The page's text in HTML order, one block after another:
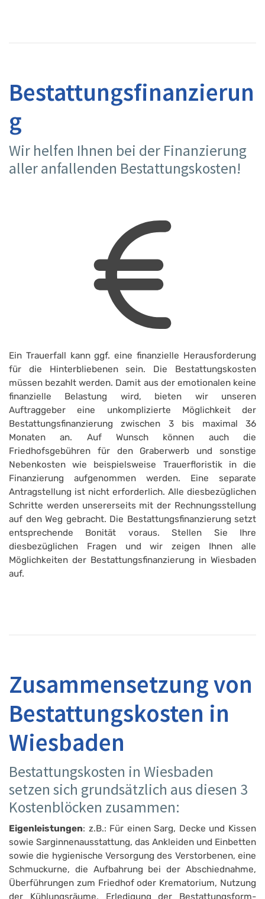
Bestattungsfinanzierun
g
Wir helfen Ihnen bei der Finanzierung
aller anfallenden Bestattungskosten!
Ein Trauerfall kann ggf. eine finanzielle Herausforderung
für die Hinterbliebenen sein. Die Bestattungskosten
müssen bezahlt werden. Damit aus der emotionalen keine
finanzielle Belastung wird, bieten wir unseren
Auftraggeber eine unkomplizierte Möglichkeit der
Bestattungsfinanzierung zwischen 3 bis maximal 36
Monaten an. Auf Wunsch können auch die
Friedhofsgebühren für den Graberwerb und sonstige
Nebenkosten wie beispielsweise Trauerfloristik in die
Finanzierung aufgenommen werden. Eine separate
Antragstellung ist nicht erforderlich. Alle diesbezüglichen
Schritte werden unsererseits mit der Rechnungsstellung
auf den Weg gebracht. Die Bestattungsfinanzierung setzt
entsprechende Bonität voraus. Stellen Sie Ihre
diesbezüglichen Fragen und wir zeigen Ihnen alle
Möglichkeiten der Bestattungsfinanzierung in Wiesbaden
auf.
Zusammensetzung von
Bestattungskosten in
Wiesbaden
Bestattungskosten in Wiesbaden
setzen sich grundsätzlich aus diesen 3
Kostenblöcken zusammen:
Eigenleistungen: z.B.: Für einen Sarg, Decke und Kissen
sowie Sarginnenausstattung, das Ankleiden und Einbetten
sowie die hygienische Versorgung des Verstorbenen, eine
Schmuckurne, die Aufbahrung bei der Abschiednahme,
Überführungen zum Friedhof oder Krematorium, Nutzung
der Kühlungsräume, Erledigung der Bestattungsform­